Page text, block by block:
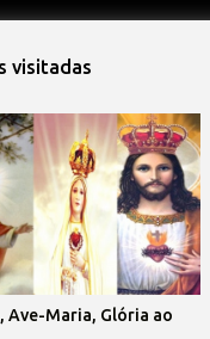
visitadas
Ave-Maria, Glória ao